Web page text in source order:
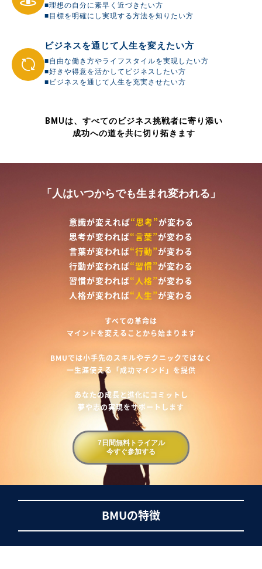
■理想の自分に素早く近づきたい方
■目標を明確にし実現する方法を知りたい方
ビジネスを通じて人生を変えたい方
■自由な働き方やライフスタイルを実現したい方
■好きや得意を活かしてビジネスしたい方
■ビジネスを通じて人生を充実させたい方
BMUは、すべてのビジネス挑戦者に寄り添い
成功への道を共に切り拓きます
「人はいつからでも生まれ変われる」
意識が変えれば“思考”が変わる
思考が変われば“言葉”が変わる
言葉が変われば“行動”が変わる
行動が変われば“習慣”が変わる
習慣が変われば“人格”が変わる
人格が変われば“人生”が変わる
すべての革命は
マインドを変えることから始まります
BMUでは小手先のスキルやテクニックではなく
一生涯使える「成功マインド」を提供
あなたの成長と進化にコミットし
夢や志の実現をサポートします
7日間無料トライアル
今すぐ参加する
BMUの特徴